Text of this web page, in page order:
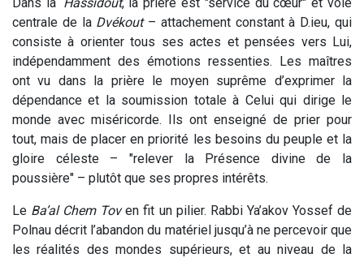
centrale de la Dvékout – attachement constant à D.ieu, qui
consiste à orienter tous ses actes et pensées vers Lui,
indépendamment des émotions ressenties. Les maîtres
ont vu dans la prière le moyen suprême d’exprimer la
dépendance et la soumission totale à Celui qui dirige le
monde avec miséricorde. Ils ont enseigné de prier pour
tout, mais de placer en priorité les besoins du peuple et la
gloire céleste – "relever la Présence divine de la
poussière" – plutôt que ses propres intérêts.
Le Ba’al Chem Toven fit un pilier. Rabbi Ya’akov Yossef de
Polnau décrit l’abandon du matériel jusqu’à ne percevoir que
les réalités des mondes supérieurs, et au niveau de la